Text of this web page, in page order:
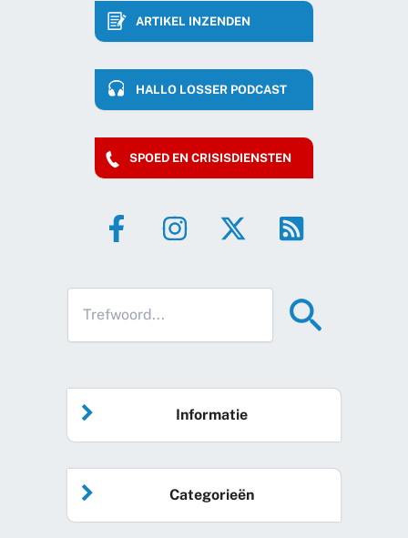
ARTIKEL INZENDEN
HALLO LOSSER PODCAST
SPOED EN CRISISDIENSTEN
Informatie
Home
Categorieën